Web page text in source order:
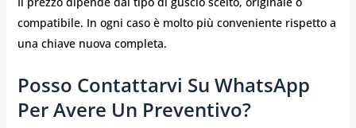
compatibile. In ogni caso è molto più conveniente rispetto a
una chiave nuova completa.
Posso Contattarvi Su WhatsApp
Per Avere Un Preventivo?